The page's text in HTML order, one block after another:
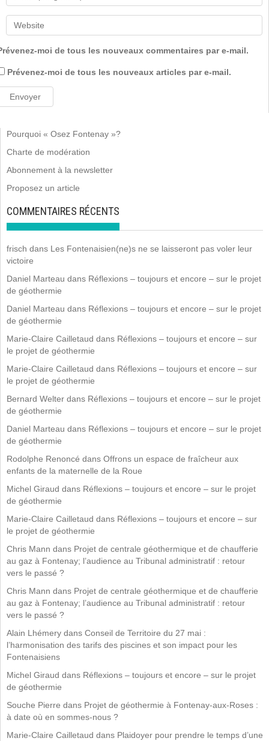
moi de tous les nouveaux commentaires par e-mail.
Prévenez-moi de tous les nouveaux articles par e-mail.
Pourquoi « Osez Fontenay »?
Charte de modération
Abonnement à la newsletter
Proposez un article
COMMENTAIRES RÉCENTS
frisch dans Les Fontenaisien(ne)s ne se laisseront pas voler leur
victoire
Daniel Marteau dans Réflexions – toujours et encore – sur le projet
de géothermie
Daniel Marteau dans Réflexions – toujours et encore – sur le projet
de géothermie
Marie-Claire Cailletaud dans Réflexions – toujours et encore – sur
le projet de géothermie
Marie-Claire Cailletaud dans Réflexions – toujours et encore – sur
le projet de géothermie
Bernard Welter dans Réflexions – toujours et encore – sur le projet
de géothermie
Daniel Marteau dans Réflexions – toujours et encore – sur le projet
de géothermie
Rodolphe Renoncé dans Offrons un espace de fraîcheur aux
enfants de la maternelle de la Roue
Michel Giraud dans Réflexions – toujours et encore – sur le projet
de géothermie
Marie-Claire Cailletaud dans Réflexions – toujours et encore – sur
le projet de géothermie
Chris Mann dans Projet de centrale géothermique et de chaufferie
au gaz à Fontenay; l’audience au Tribunal administratif : retour
vers le passé ?
Chris Mann dans Projet de centrale géothermique et de chaufferie
au gaz à Fontenay; l’audience au Tribunal administratif : retour
vers le passé ?
Alain Lhémery dans Conseil de Territoire du 27 mai :
l’harmonisation des tarifs des piscines et son impact pour les
Fontenaisiens
Michel Giraud dans Réflexions – toujours et encore – sur le projet
de géothermie
Souche Pierre dans Projet de géothermie à Fontenay-aux-Roses :
à date où en sommes-nous ?
Marie-Claire Cailletaud dans Plaidoyer pour prendre le temps d’une